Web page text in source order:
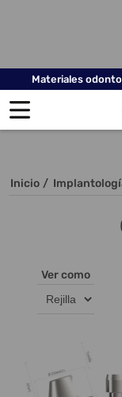
Materiales
Inicio /
Ver como